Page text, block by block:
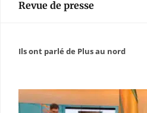
Revue de presse
Ils ont parlé de Plus au nord